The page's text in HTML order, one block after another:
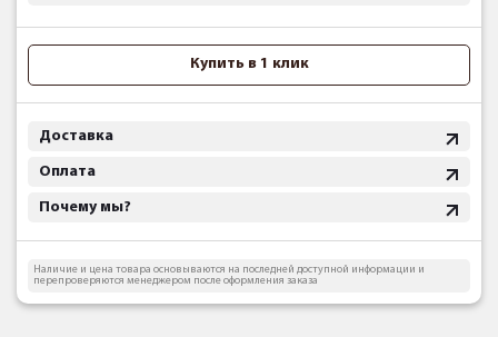
Купить в 1 клик
Доставка
Оплата
Почему мы?
Наличие и цена товара основываются на последней доступной информации и
перепроверяются менеджером после оформления заказа